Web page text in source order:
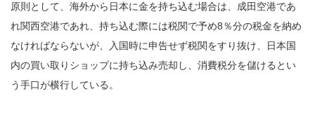
原則として、海外から日本に金を持ち込む場合は、成田空港であ
れ関西空港であれ、持ち込む際には税関で予め8％分の税金を納め
なければならないが、入国時に申告せず税関をすり抜け、日本国
内の買い取りショップに持ち込み売却し、消費税分を儲けるとい
う手口が横行している。